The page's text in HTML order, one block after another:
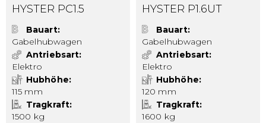
HYSTER PC1.5
Bauart
Gabelhubwagen
Antriebsart
Elektro
Hubhöhe
115 mm
Tragkraft
1500 kg
HYSTER P1.6UT
Bauart
Gabelhubwagen
Antriebsart
Elektro
Hubhöhe
120 mm
Tragkraft
1600 kg